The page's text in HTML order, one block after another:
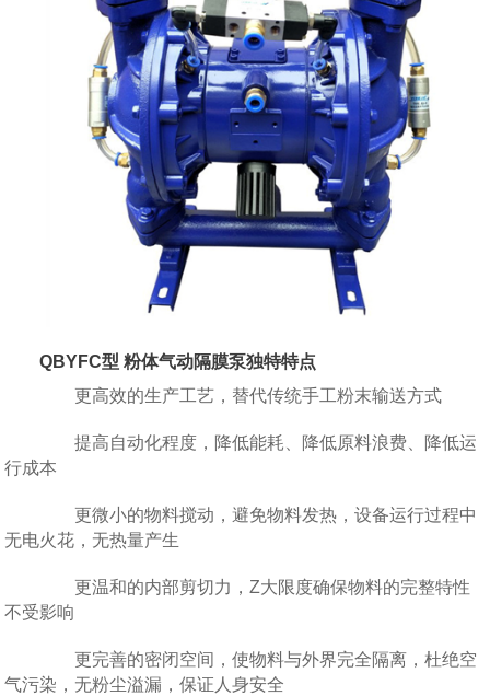
QBYFC型 粉体气动隔膜泵独特特点
更高效的生产工艺，替代传统手工粉末输送方式
提高自动化程度，降低能耗、降低原料浪费、降低运
行成本
更微小的物料搅动，避免物料发热，设备运行过程中
无电火花，无热量产生
更温和的内部剪切力，Z大限度确保物料的完整特性
不受影响
更完善的密闭空间，使物料与外界完全隔离，杜绝空
气污染，无粉尘溢漏，保证人身安全